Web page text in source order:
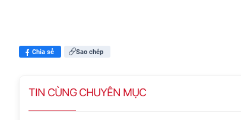
Chia sẻ Sao chép
TIN CÙNG CHUYÊN MỤC